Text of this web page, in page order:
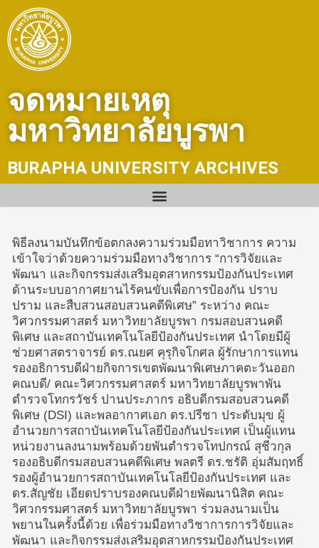
content
จดหมายเหตุ
มหาวิทยาลัยบูรพา
BURAPHA UNIVERSITY ARCHIVES
พิธีลงนามบันทึกข้อตกลงความร่วมมือทาวิชาการ ความ
เข้าใจว่าด้วยความร่วมมือทางวิชาการ “การวิจัยและ
พัฒนา และกิจกรรมส่งเสริมอุตสาหกรรมป้องกันประเทศ
ด้านระบบอากาศยานไร้คนขับเพื่อการป้องกัน ปราบ
ปราม และสืบสวนสอบสวนคดีพิเศษ” ระหว่าง คณะ
วิศวกรรมศาสตร์ มหาวิทยาลัยบูรพา กรมสอบสวนคดี
พิเศษ และสถาบันเทคโนโลยีป้องกันประเทศ นำโดยมีผู้
ช่วยศาสตราจารย์ ดร.ณยศ คุรุกิจโกศล ผู้รักษาการแทน
รองอธิการบดีฝ่ายกิจการเขตพัฒนาพิเศษภาคตะวันออก
คณบดี/ คณะวิศวกรรมศาสตร์ มหาวิทยาลัยบูรพาพัน
ตำรวจโทกรวัชร์ ปานประภากร อธิบดีกรมสอบสวนคดี
พิเศษ (DSI) และพลอากาศเอก ดร.ปรีชา ประดับมุข ผู้
อำนวยการสถาบันเทคโนโลยีป้องกันประเทศ เป็นผู้แทน
หน่วยงานลงนามพร้อมด้วยพันตำรวจโทปกรณ์ สุชีวกุล
รองอธิบดีกรมสอบสวนคดีพิเศษ พลตรี ดร.ชรัติ อุ่มสัมฤทธิ์
รองผู้อำนวยการสถาบันเทคโนโลยีป้องกันประเทศ และ
ดร.สัญชัย เอียดปราบรองคณบดีฝ่ายพัฒนานิสิต คณะ
วิศวกรรมศาสตร์ มหาวิทยาลัยบูรพา ร่วมลงนามเป็น
พยานในครั้งนี้ด้วย เพื่อร่วมมือทางวิชาการการวิจัยและ
พัฒนา และกิจกรรมส่งเสริมอุตสาหกรรมป้องกันประเทศ